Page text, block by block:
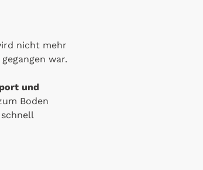
nicht mehr
war.
und
Boden